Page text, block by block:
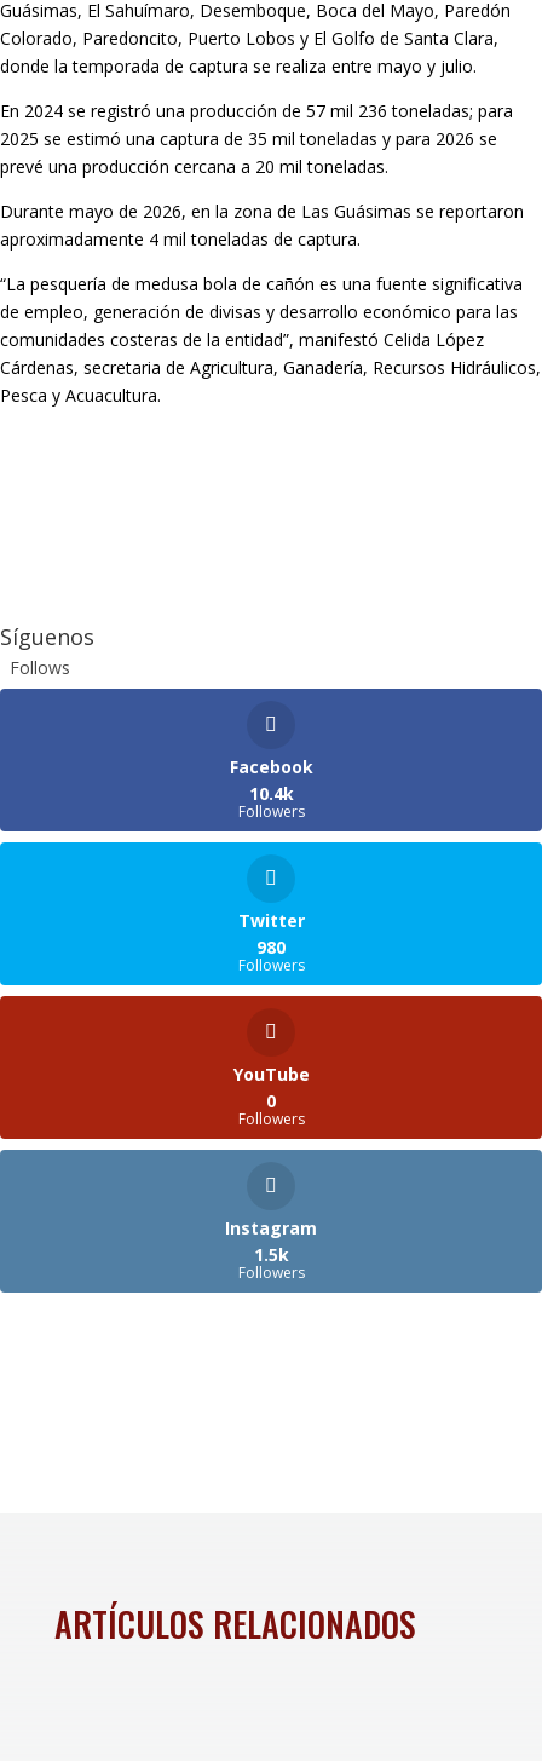
Guásimas, El Sahuímaro, Desemboque, Boca del Mayo, Paredón
Colorado, Paredoncito, Puerto Lobos y El Golfo de Santa Clara,
donde la temporada de captura se realiza entre mayo y julio.
En 2024 se registró una producción de 57 mil 236 toneladas; para
2025 se estimó una captura de 35 mil toneladas y para 2026 se
prevé una producción cercana a 20 mil toneladas.
Durante mayo de 2026, en la zona de Las Guásimas se reportaron
aproximadamente 4 mil toneladas de captura.
“La pesquería de medusa bola de cañón es una fuente significativa
de empleo, generación de divisas y desarrollo económico para las
comunidades costeras de la entidad”, manifestó Celida López
Cárdenas, secretaria de Agricultura, Ganadería, Recursos Hidráulicos,
Pesca y Acuacultura.
Síguenos
Follows
Facebook
10.4k
Followers
Twitter
980
Followers
YouTube
0
Followers
Instagram
1.5k
Followers
ARTÍCULOS RELACIONADOS